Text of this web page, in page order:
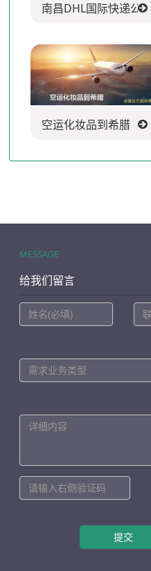
南昌DHL国际快递公司
空运化妆品到希腊
MESSAGE
给我们留言
提交